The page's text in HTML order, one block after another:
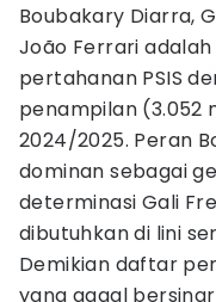
Boubakary Diarra,
João Ferrari
pertahanan PSIS
penampilan (3.052
2024/2025. Peran
dominan sebagai
determinasi Gali
dibutuhkan di lini
Demikian daftar
yang gagal bersinar